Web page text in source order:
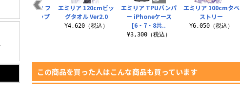
エミリア 100cmタペ
ストリー
¥6,050（税込）
エミリア＆パック フ
ルカラーマグカップ
エミリア 120cmビッ
グタオル Ver2.0
¥4,620（税込）
エミリア TPUバンパ
ー iPhoneケース
[6・7・8共..
¥3,300（税込）
この商品を買った人はこんな商品も買っています